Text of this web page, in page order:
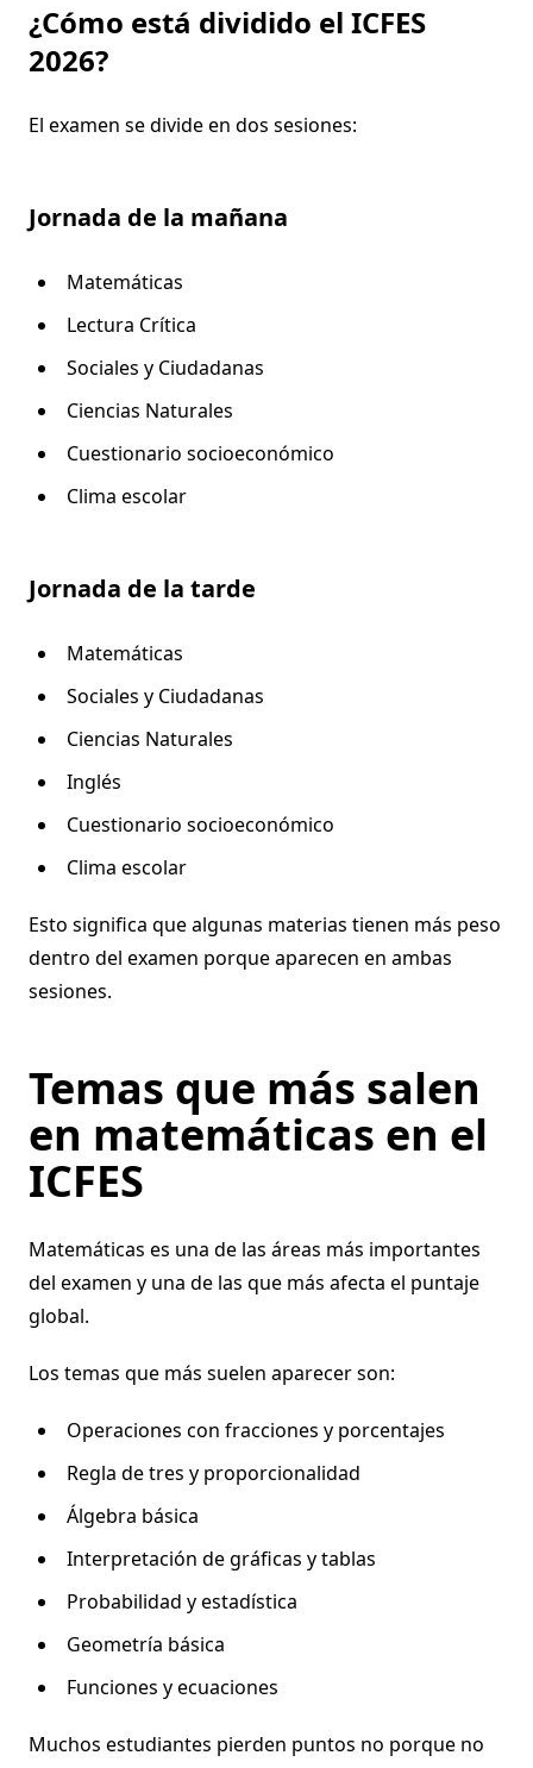
¿Cómo está dividido el ICFES
2026?
El examen se divide en dos sesiones:
Jornada de la mañana
Matemáticas
Lectura Crítica
Sociales y Ciudadanas
Ciencias Naturales
Cuestionario socioeconómico
Clima escolar
Jornada de la tarde
Matemáticas
Sociales y Ciudadanas
Ciencias Naturales
Inglés
Cuestionario socioeconómico
Clima escolar
Esto significa que algunas materias tienen más peso
dentro del examen porque aparecen en ambas
sesiones.
Temas que más salen
en matemáticas en el
ICFES
Matemáticas es una de las áreas más importantes
del examen y una de las que más afecta el puntaje
global.
Los temas que más suelen aparecer son:
Operaciones con fracciones y porcentajes
Regla de tres y proporcionalidad
Álgebra básica
Interpretación de gráficas y tablas
Probabilidad y estadística
Geometría básica
Funciones y ecuaciones
Muchos estudiantes pierden puntos no porque no